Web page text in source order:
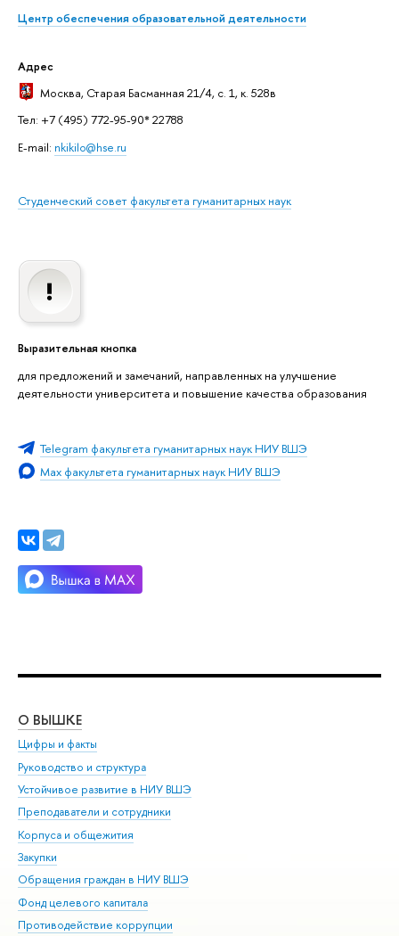
Центр обеспечения образовательной деятельности
Адрес
Москва, Старая Басманная 21/4, с. 1, к. 528в
Тел: +7 (495) 772-95-90* 22788
E-mail: nkikilo@hse.ru
Студенческий совет факультета гуманитарных наук
Выразительная кнопка
для предложений и замечаний, направленных на улучшение
деятельности университета и повышение качества образования
Telegram факультета гуманитарных наук НИУ ВШЭ
Max факультета гуманитарных наук НИУ ВШЭ
О ВЫШКЕ
Цифры и факты
Руководство и структура
Устойчивое развитие в НИУ ВШЭ
Преподаватели и сотрудники
Корпуса и общежития
Закупки
Обращения граждан в НИУ ВШЭ
Фонд целевого капитала
Противодействие коррупции